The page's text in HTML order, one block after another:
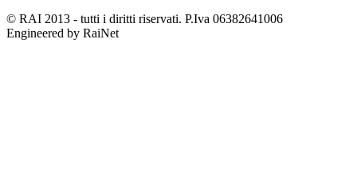
© RAI 2013 - tutti i diritti riservati. P.Iva 06382641006
Engineered by RaiNet